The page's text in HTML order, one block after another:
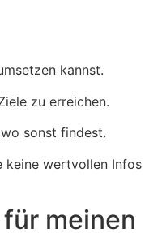
kannst.
zu erreichen.
sonst findest.
keine wertvollen Infos
meinen